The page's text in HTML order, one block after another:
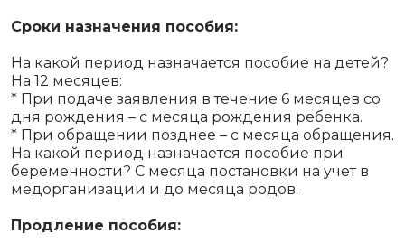
Сроки назначения пособия:
На какой период назначается пособие на детей?
На 12 месяцев:
* При подаче заявления в течение 6 месяцев со
дня рождения – с месяца рождения ребенка.
* При обращении позднее – с месяца обращения.
На какой период назначается пособие при
беременности? С месяца постановки на учет в
медорганизации и до месяца родов.
Продление пособия: